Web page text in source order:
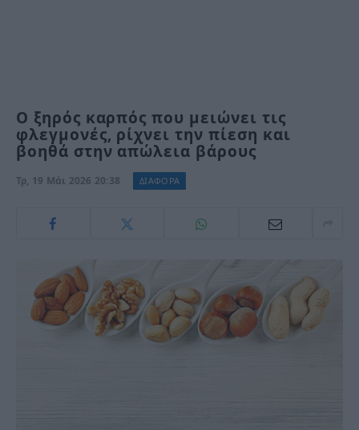
Ο ξηρός καρπός που μειώνει τις
φλεγμονές, ρίχνει την πίεση και
βοηθά στην απώλεια βάρους
Τρ, 19 Μάι 2026 20:38 ΔΙΑΦΟΡΑ